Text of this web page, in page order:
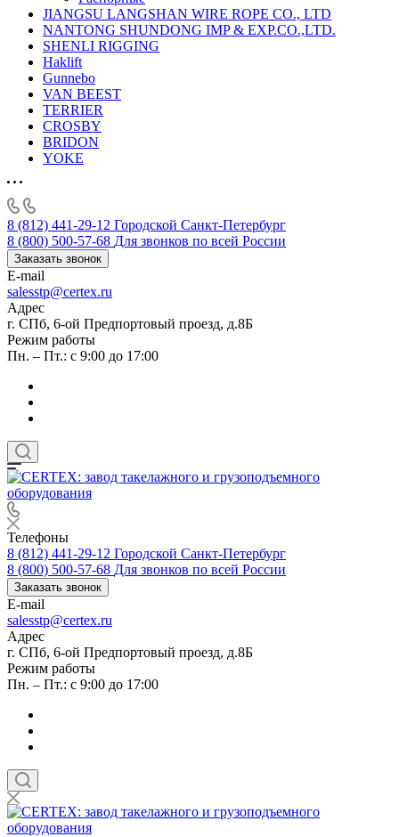
JIANGSU LANGSHAN WIRE ROPE CO., LTD
NANTONG SHUNDONG IMP & EXP.CO.,LTD.
SHENLI RIGGING
Haklift
Gunnebo
VAN BEEST
TERRIER
CROSBY
BRIDON
YOKE
8 (812) 441-29-12 Городской Санкт-Петербург
8 (800) 500-57-68 Для звонков по всей России
Заказать звонок
E-mail
salesstp@certex.ru
Адрес
г. СПб, 6-ой Предпортовый проезд, д.8Б
Режим работы
Пн. – Пт.: с 9:00 до 17:00
Телефоны
8 (812) 441-29-12 Городской Санкт-Петербург
8 (800) 500-57-68 Для звонков по всей России
Заказать звонок
E-mail
salesstp@certex.ru
Адрес
г. СПб, 6-ой Предпортовый проезд, д.8Б
Режим работы
Пн. – Пт.: с 9:00 до 17:00